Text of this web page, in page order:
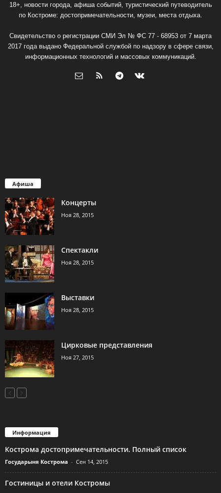
18+, новости города, афиша событий, туристический путеводитель
по Костроме: достопримечательности, музеи, места отдыха.
Свидетельство о регистрации СМИ Эл № ФС 77 - 68953 от 7 марта
2017 года выдано Федеральной службой по надзору в сфере связи,
информационных технологий и массовых коммуникаций.
Афиша
Концерты
Ноя 28, 2015
Спектакли
Ноя 28, 2015
Выставки
Ноя 28, 2015
Цирковые представления
Ноя 27, 2015
Информация
Кострома достопримечательности. Полный список
Государыня Кострома - Сен 14, 2015
Гостиницы и отели Костромы